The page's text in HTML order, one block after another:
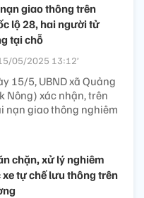
giao thông trên
lộ 28, hai người tử
tại chỗ
05/2025 13:12’
15/5, UBND xã Quảng
Nông) xác nhận, trên
nạn giao thông nghiêm
chặn, xử lý nghiêm
xe tự chế lưu thông trên